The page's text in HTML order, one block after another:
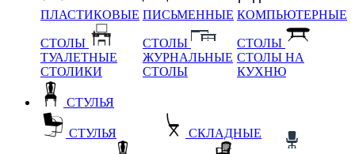
ПЛАСТИКОВЫЕ
СТОЛЫ
ТУАЛЕТНЫЕ
СТОЛИКИ
ПИСЬМЕННЫЕ
СТОЛЫ
ЖУРНАЛЬНЫЕ
СТОЛЫ
КОМПЬЮТЕРНЫЕ
СТОЛЫ
СТОЛЫ НА
КУХНЮ
СТУЛЬЯ
СТУЛЬЯ СКЛАДНЫЕ